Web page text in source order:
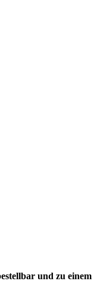
und zu einem